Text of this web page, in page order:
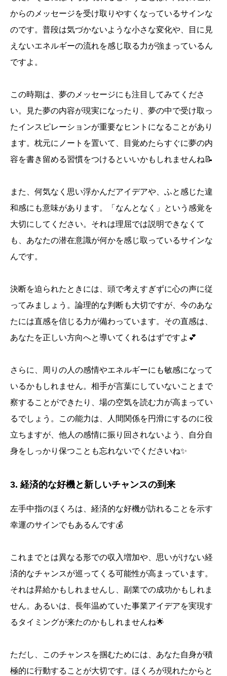
からのメッセージを受け取りやすくなっているサインな
のです。普段は気づかないような小さな変化や、目に見
えないエネルギーの流れを感じ取る力が強まっているん
ですよ。
この時期は、夢のメッセージにも注目してみてくださ
い。見た夢の内容が現実になったり、夢の中で受け取っ
たインスピレーションが重要なヒントになることがあり
ます。枕元にノートを置いて、目覚めたらすぐに夢の内
容を書き留める習慣をつけるといいかもしれませんね📝
また、何気なく思い浮かんだアイデアや、ふと感じた違
和感にも意味があります。「なんとなく」という感覚を
大切にしてください。それは理屈では説明できなくて
も、あなたの潜在意識が何かを感じ取っているサインな
んです。
決断を迫られたときには、頭で考えすぎずに心の声に従
ってみましょう。論理的な判断も大切ですが、今のあな
たには直感を信じる力が備わっています。その直感は、
あなたを正しい方向へと導いてくれるはずですよ💕
さらに、周りの人の感情やエネルギーにも敏感になって
いるかもしれません。相手が言葉にしていないことまで
察することができたり、場の空気を読む力が高まってい
るでしょう。この能力は、人間関係を円滑にするのに役
立ちますが、他人の感情に振り回されないよう、自分自
身をしっかり保つことも忘れないでくださいね✨
3. 経済的な好機と新しいチャンスの到来
左手中指のほくろは、経済的な好機が訪れることを示す
幸運のサインでもあるんです💰
これまでとは異なる形での収入増加や、思いがけない経
済的なチャンスが巡ってくる可能性が高まっています。
それは昇給かもしれませんし、副業での成功かもしれま
せん。あるいは、長年温めていた事業アイデアを実現す
るタイミングが来たのかもしれませんね🌟
ただし、このチャンスを掴むためには、あなた自身が積
極的に行動することが大切です。ほくろが現れたからと